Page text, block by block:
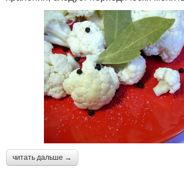
читать дальше →